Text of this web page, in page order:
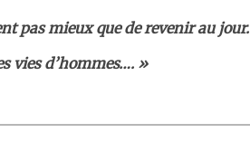
pas mieuxque de revenir au jour.
vies d’hommes…. »